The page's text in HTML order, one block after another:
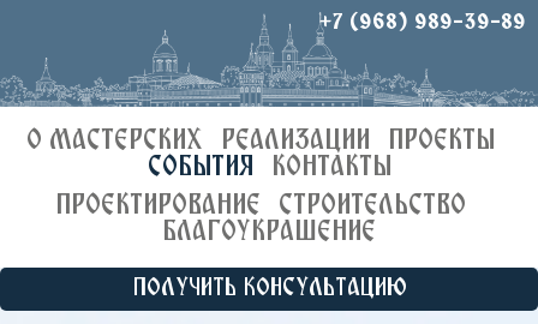
+7 (968) 989-39-89
О МАСТЕРСКИХ РЕАЛИЗАЦИИ
ПРОЕКТЫ
СОБЫТИЯ
КОНТАКТЫ
ПРОЕКТИРОВАНИЕ
СТРОИТЕЛЬСТВО
БЛАГОУКРАШЕНИЕ
ПОЛУЧИТЬ КОНСУЛЬТАЦИЮ